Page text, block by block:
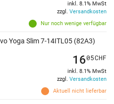
Nur noch wenige verfügbar
inkl. 8.1% MwSt
zzgl. Versandkosten
Yoga Slim 7-14ITL05 (82A3)
Aktuell nicht lieferbar
1605CHF
inkl. 8.1% MwSt
zzgl. Versandkosten